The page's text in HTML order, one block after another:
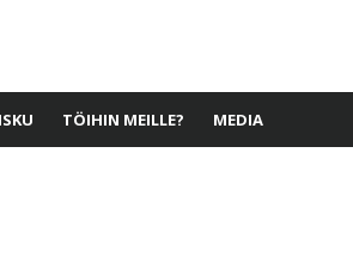
TÖIHIN MEILLE? MEDIA